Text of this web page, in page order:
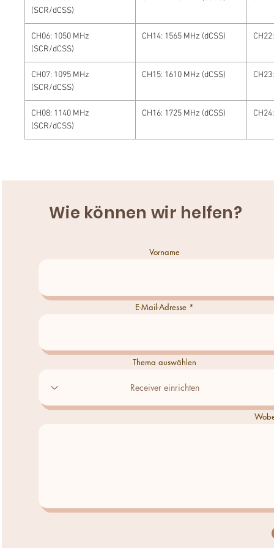
(SCR/dCSS)
CH06: 1050 MHz
(SCR/dCSS)
CH14: 1565 MHz (dCSS)
CH07: 1095 MHz
(SCR/dCSS)
CH15: 1610 MHz (dCSS)
CH08: 1140 MHz
(SCR/dCSS)
CH16: 1725 MHz (dCSS)
Wie können wir helfen?
Vorname
E-Mail-Adresse
Thema auswählen